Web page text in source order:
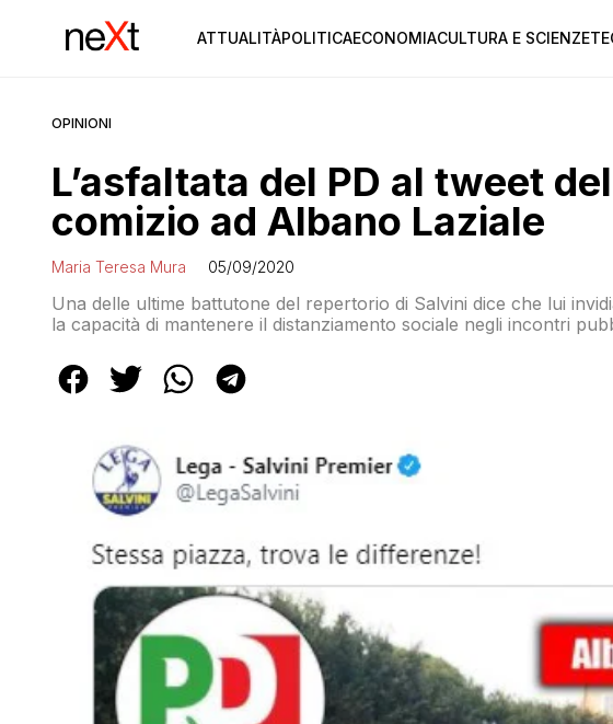
ATTUALITÀPOLITICAECONOMIACULTURA E SCIENZE
OPINIONI
L’asfaltata del PD al tweet
comizio ad Albano Laziale
Maria Teresa Mura 05/09/2020
Una delle ultime battutone del repertorio di Salvini dice che lui
la capacità di mantenere il distanziamento sociale negli incontri
quella […]